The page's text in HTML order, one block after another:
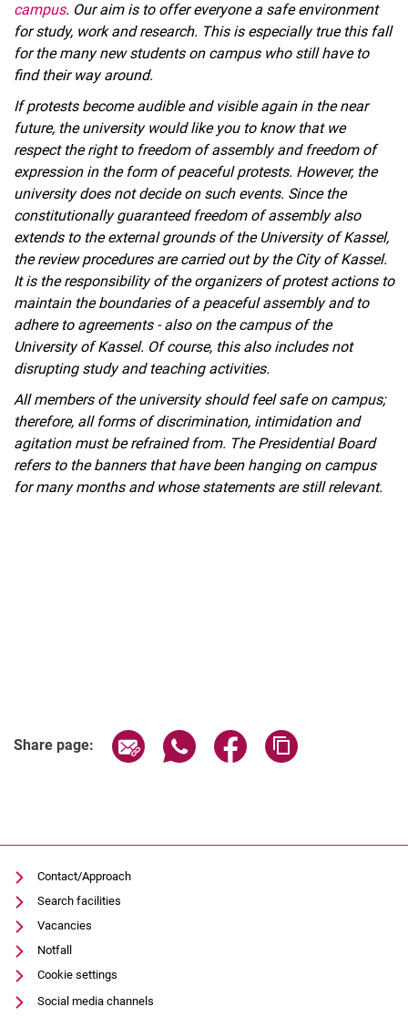
campus. Our aim is to offer everyone a safe environment
for study, work and research. This is especially true this fall
for the many new students on campus who still have to
find their way around.
If protests become audible and visible again in the near
future, the university would like you to know that we
respect the right to freedom of assembly and freedom of
expression in the form of peaceful protests. However, the
university does not decide on such events. Since the
constitutionally guaranteed freedom of assembly also
extends to the external grounds of the University of Kassel,
the review procedures are carried out by the City of Kassel.
It is the responsibility of the organizers of protest actions to
maintain the boundaries of a peaceful assembly and to
adhere to agreements - also on the campus of the
University of Kassel. Of course, this also includes not
disrupting study and teaching activities.
All members of the university should feel safe on campus;
therefore, all forms of discrimination, intimidation and
agitation must be refrained from. The Presidential Board
refers to the banners that have been hanging on campus
for many months and whose statements are still relevant.
Share page: Share page via email
Share page via WhatsApp
Share page via
Contact/Approach
Search facilities
Vacancies
Notfall
Cookie settings
Social media channels